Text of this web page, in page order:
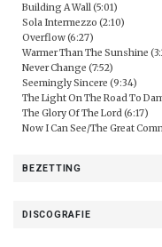
Building A Wall (5:01)
Sola Intermezzo (2:10)
Overflow (6:27)
Warmer Than The Sunshine
Never Change (7:52)
Seemingly Sincere (9:34)
The Light On The Road To
The Glory Of The Lord (6:17)
Now I Can See/The Great
BEZETTING
DISCOGRAFIE